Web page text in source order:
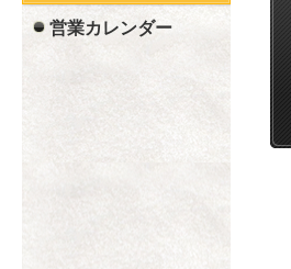
営業カレンダー